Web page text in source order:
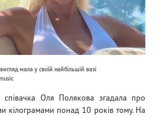
мала у своїй найбільшій вазі
співачка Оля Полякова згадала про
кілограмами понад 10 років тому. На